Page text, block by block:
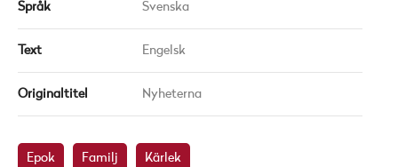
Språk Svenska
Text Engelsk
Originaltitel Nyheterna
Epok Familj Kärlek